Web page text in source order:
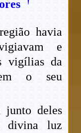
havia
e
vigílias da
o seu
junto deles
divina luz